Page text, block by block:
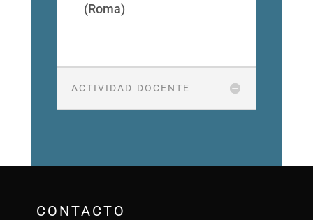
(Roma)
ACTIVIDAD DOCENTE
CONTACTO